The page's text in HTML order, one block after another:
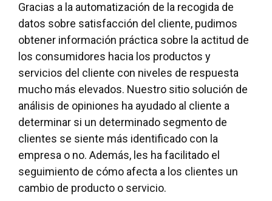
Gracias a la automatización de la recogida de
datos sobre satisfacción del cliente, pudimos
obtener información práctica sobre la actitud de
los consumidores hacia los productos y
servicios del cliente con niveles de respuesta
mucho más elevados. Nuestro sitio solución de
análisis de opiniones ha ayudado al cliente a
determinar si un determinado segmento de
clientes se siente más identificado con la
empresa o no. Además, les ha facilitado el
seguimiento de cómo afecta a los clientes un
cambio de producto o servicio.